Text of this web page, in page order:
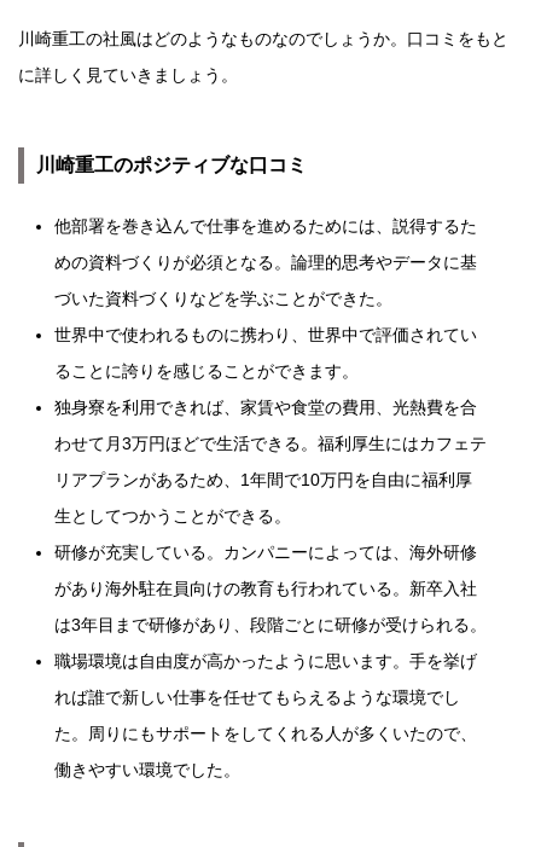
川崎重工の社風はどのようなものなのでしょうか。口コミをもと
に詳しく見ていきましょう。
川崎重工のポジティブな口コミ
他部署を巻き込んで仕事を進めるためには、説得するた
めの資料づくりが必須となる。論理的思考やデータに基
づいた資料づくりなどを学ぶことができた。
世界中で使われるものに携わり、世界中で評価されてい
ることに誇りを感じることができます。
独身寮を利用できれば、家賃や食堂の費用、光熱費を合
わせて月3万円ほどで生活できる。福利厚生にはカフェテ
リアプランがあるため、1年間で10万円を自由に福利厚
生としてつかうことができる。
研修が充実している。カンパニーによっては、海外研修
があり海外駐在員向けの教育も行われている。新卒入社
は3年目まで研修があり、段階ごとに研修が受けられる。
職場環境は自由度が高かったように思います。手を挙げ
れば誰で新しい仕事を任せてもらえるような環境でし
た。周りにもサポートをしてくれる人が多くいたので、
働きやすい環境でした。